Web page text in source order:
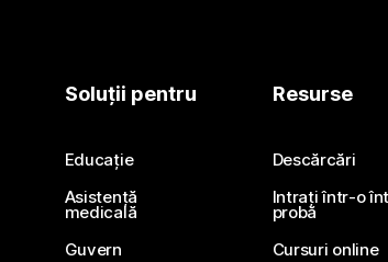
Soluții pentru
Educație
Asistență
medicală
Guvern
Resurse
Descărcări
Intrați într-o
probă
Cursuri online